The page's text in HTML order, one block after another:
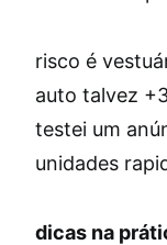
risco é
auto talvez
testei um
unidades
dicas na